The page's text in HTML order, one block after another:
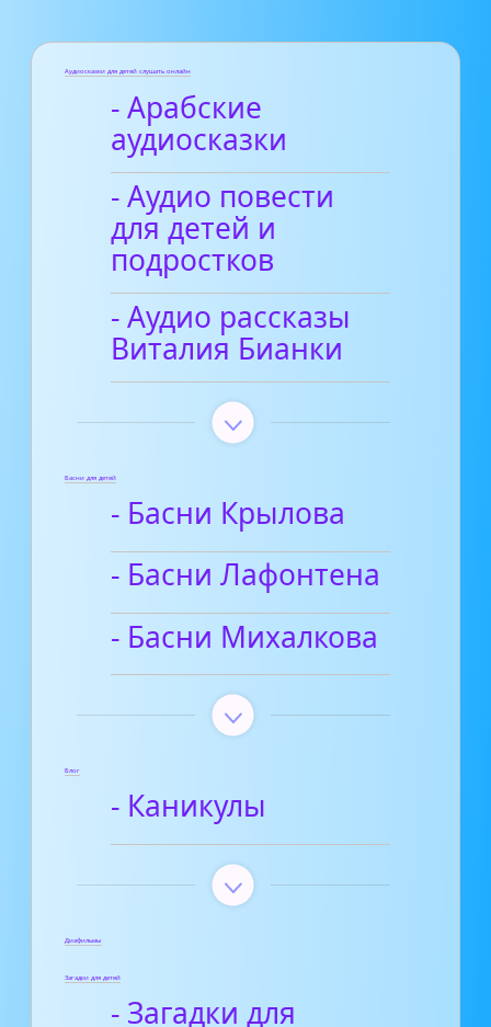
Аудиосказки для детей слушать онлайн
- Арабские
аудиосказки
- Аудио повести
для детей и
подростков
- Аудио рассказы
Виталия Бианки
Басни для детей
- Басни Крылова
- Басни Лафонтена
- Басни Михалкова
Блог
- Каникулы
Диафильмы
Загадки для детей
- Загадки для